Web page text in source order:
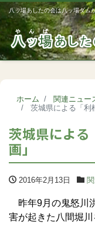
八ッ場あしたの会は八ッ場ダム
ホーム
関連ニュー
茨城県による「利
茨城県による
画」
2016年2月13日
昨年9月の鬼怒川
害が起きた八間堀